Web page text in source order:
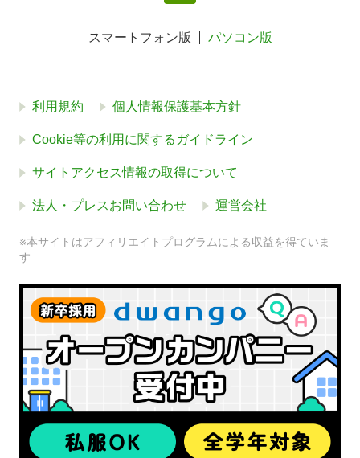
スマートフォン版 パソコン版
利用規約 個人情報保護基本方針
Cookie等の利用に関するガイドライン
サイトアクセス情報の取得について
法人・プレスお問い合わせ 運営会社
※本サイトはアフィリエイトプログラムによる収益を得ていま
す